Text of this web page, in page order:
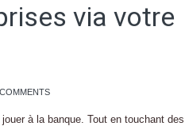
via votre
à la banque. Tout en touchant des